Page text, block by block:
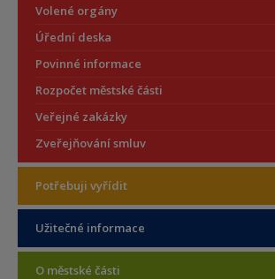
Volené orgány
Úřední deska
Povinné informace
Rozpočet městské části
Veřejné zakázky
Zveřejňování smluv
Potřebuji vyřídit
Užitečné informace
O městské části